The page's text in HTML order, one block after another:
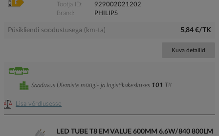
Tootja ID
929002021202
Bränd
PHILIPS
Püsikliendi soodustusega (km-ta) 5,84 €/TK
Kuva detailid
Lisa võrdlusesse
Saadavus Ülemiste müügi- ja logistikakeskuses 101 TK
LED TUBE T8 EM VALUE 600MM 6.6W/840 800LM